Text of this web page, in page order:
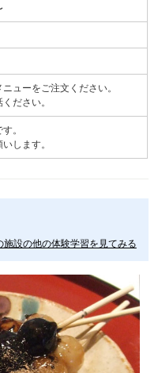
ューをご注文ください。
ださい。
。
します。
施設の他の体験学習を見てみる